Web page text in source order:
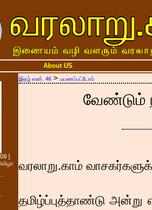
About US
]
இதழ் எண். 46 > பயணப்பட்டோம்
வேண்டும்
வரலாறு.காம்
தமிழ்ப்புத்தாண்டு அன்று